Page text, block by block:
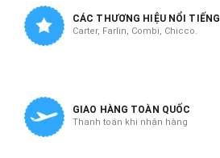
CÁC THƯƠNG HIỆU NỔI TIẾNG
Carter, Farlin, Combi, Chicco.
GIAO HÀNG TOÀN QUỐC
Thanh toán khi nhận hàng